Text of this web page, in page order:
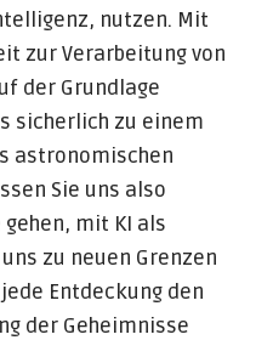
nutzen. Mit
zur Verarbeitung von
der Grundlage
sicherlich zu einem
astronomischen
Sie uns also
mit KI als
zu neuen Grenzen
Entdeckung den
der Geheimnisse